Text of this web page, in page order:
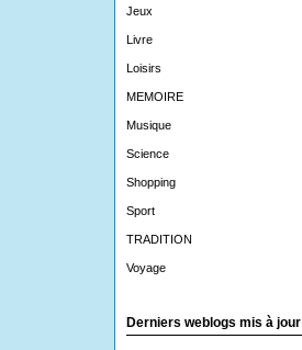
Jeux
Livre
Loisirs
MEMOIRE
Musique
Science
Shopping
Sport
TRADITION
Voyage
Derniers weblogs mis à jour